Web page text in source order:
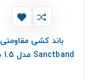
باند کشی مقاومتی
Sanctband مدل 1.5 متر